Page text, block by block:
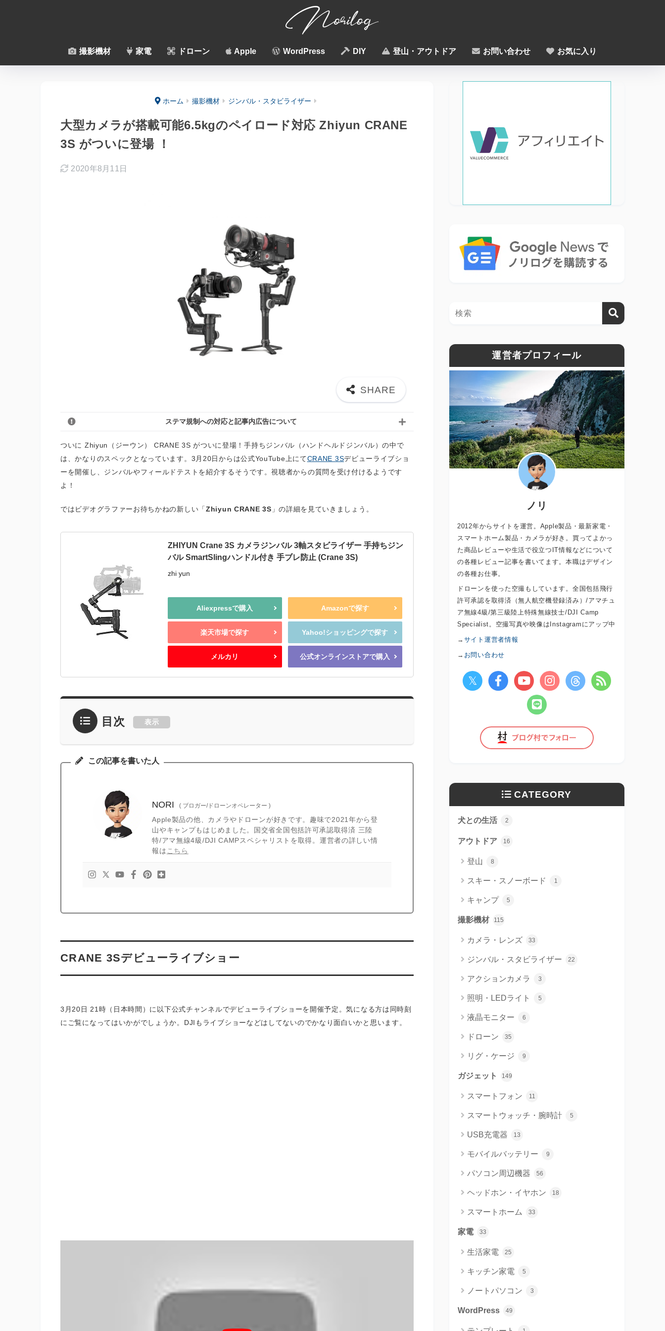
撮影機材 家電 ドローン Apple WordPress DIY 登山・アウトドア お問い合わせ お気に入り
ホーム 撮影機材 ジンバル・スタビライザー
大型カメラが搭載可能6.5kgのペイロード対応 Zhiyun CRANE
3S がついに登場 ！
2020年8月11日
ステマ規制への対応と記事内広告について
ついに Zhiyun（ジーウン） CRANE 3S がついに登場！手持ちジンバル（ハンドヘルドジンバル）の中で
は、かなりのスペックとなっています。3月20日からは公式YouTube上にてCRANE 3Sデビューライブショ
ーを開催し、ジンバルやフィールドテストを紹介するそうです。視聴者からの質問を受け付けるようです
よ！
ではビデオグラファーお待ちかねの新しい「Zhiyun CRANE 3S 」の詳細を見ていきましょう。
ZHIYUN Crane 3S カメラジンバル 3軸スタビライザー 手持ちジン
バル SmartSlingハンドル付き 手ブレ防止 (Crane 3S)
zhi yun
Aliexpressで購入 Amazonで探す
楽天市場で探す Yahoo!ショッピングで探す
メルカリ 公式オンラインストアで購入
目次 表示
この記事を書いた人
NORI ( ブロガー/ドローンオペレーター)
Apple製品の他、カメラやドローンが好きです。趣味で2021年から登
山やキャンプもはじめました。国交省全国包括許可承認取得済 三陸
特/アマ無線4級/DJI CAMPスペシャリストを取得。運営者の詳しい情
報は こちら
CRANE 3Sデビューライブショー
3月20日 21時（日本時間）に以下公式チャンネルでデビューライブショーを開催予定。気になる方は同時刻
にご覧になってはいかがでしょうか。DJIもライブショーなどはしてないのでかなり面白いかと思います。
運営者プロフィール
ノリ
2012年からサイトを運営。Apple製品・最新家電・
スマートホーム製品・カメラが好き。買ってよかっ
た商品レビューや生活で役立つIT情報などについて
の各種レビュー記事を書いてます。本職はデザイン
の各種お仕事。
ドローンを使った空撮もしています。全国包括飛行
許可承認を取得済（無人航空機登録済み）/アマチュ
ア無線4級/第三級陸上特殊無線技士/DJI Camp
Specialist。空撮写真や映像はInstagramにアップ中
→ サイト運営者情報
→ お問い合わせ
CATEGORY
犬との生活 2
アウトドア 16
登山 8
スキー・スノーボード 1
キャンプ 5
撮影機材 115
カメラ・レンズ 33
ジンバル・スタビライザー 22
アクションカメラ 3
照明・LEDライト 5
液晶モニター 6
ドローン 35
リグ・ケージ 9
ガジェット 149
スマートフォン 11
スマートウォッチ・腕時計 5
USB充電器 13
モバイルバッテリー 9
パソコン周辺機器 56
ヘッドホン・イヤホン 18
スマートホーム 33
家電 33
生活家電 25
キッチン家電 5
ノートパソコン 3
WordPress 49